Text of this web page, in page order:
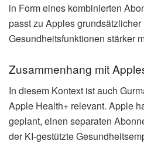
in Form eines kombinierten
passt zu Apples
Gesundheitsfunktionen stärker
Zusammenhang mit
In diesem Kontext ist auch
Apple Health+ relevant. Apple
geplant, einen separaten
der KI-gestützte